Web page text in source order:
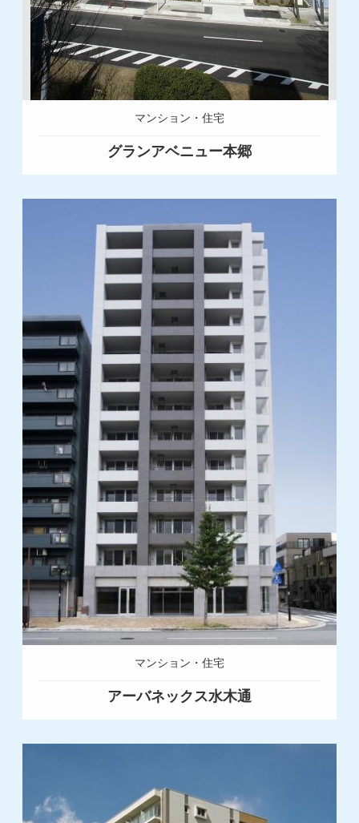
マンション・住宅
グランアベニュー本郷
マンション・住宅
アーバネックス水木通